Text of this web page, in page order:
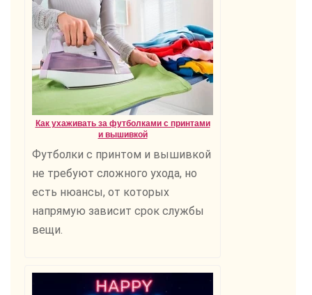
Как ухаживать за футболками с принтами
и вышивкой
Футболки с принтом и вышивкой
не требуют сложного ухода, но
есть нюансы, от которых
напрямую зависит срок службы
вещи.